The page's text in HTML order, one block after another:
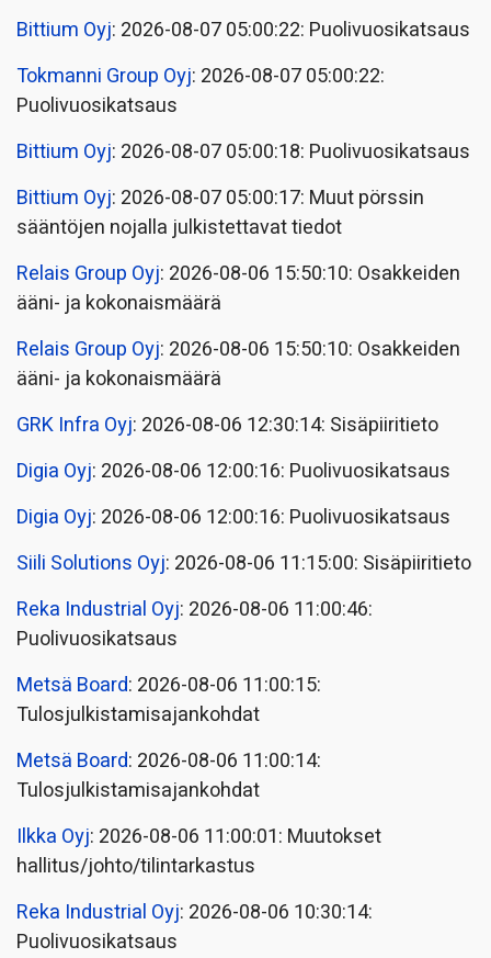
Bittium Oyj: 2026-08-07 05:00:22: Puolivuosikatsaus
Tokmanni Group Oyj: 2026-08-07 05:00:22:
Puolivuosikatsaus
Bittium Oyj: 2026-08-07 05:00:18: Puolivuosikatsaus
Bittium Oyj: 2026-08-07 05:00:17: Muut pörssin
sääntöjen nojalla julkistettavat tiedot
Relais Group Oyj: 2026-08-06 15:50:10: Osakkeiden
ääni- ja kokonaismäärä
Relais Group Oyj: 2026-08-06 15:50:10: Osakkeiden
ääni- ja kokonaismäärä
GRK Infra Oyj: 2026-08-06 12:30:14: Sisäpiiritieto
Digia Oyj: 2026-08-06 12:00:16: Puolivuosikatsaus
Digia Oyj: 2026-08-06 12:00:16: Puolivuosikatsaus
Siili Solutions Oyj: 2026-08-06 11:15:00: Sisäpiiritieto
Reka Industrial Oyj: 2026-08-06 11:00:46:
Puolivuosikatsaus
Metsä Board: 2026-08-06 11:00:15:
Tulosjulkistamisajankohdat
Metsä Board: 2026-08-06 11:00:14:
Tulosjulkistamisajankohdat
Ilkka Oyj: 2026-08-06 11:00:01: Muutokset
hallitus/johto/tilintarkastus
Reka Industrial Oyj: 2026-08-06 10:30:14:
Puolivuosikatsaus